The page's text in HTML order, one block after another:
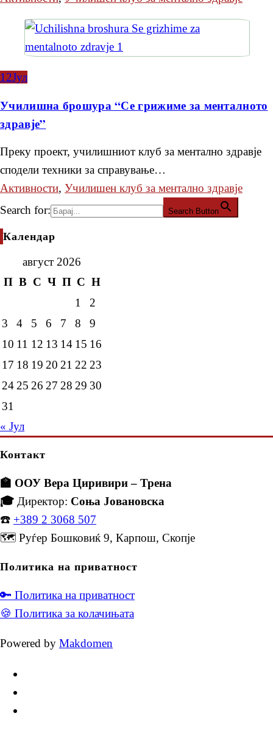
12Јул
Училишна брошура “Се грижиме за менталното
здравје”
Преку проект, училишниот клуб за ментално здравје
сподели техники за справување…
Активности, Училишен клуб за ментално здравје
Search for:
Search Button
Календар
август 2026
П В С Ч П С Н
1
2
3
4 5 6 7 8
9
10 11 12 13 14 15 16
17 18 19 20 21 22 23
24 25 26 27 28 29 30
31
« Јул
Контакт
🏫 ООУ Вера Циривири – Трена
🎓 Директор: Соња Јовановска
☎️ +389 2 3068 507
🗺️ Руѓер Бошковиќ 9, Карпош, Скопје
Политика на приватност
🔑 Политика на приватност
🍪 Политика за колачињата
Powered by Makdomen